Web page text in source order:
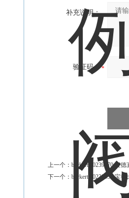
补充说明：
验证码：
上一个： burkert 00239070 宝
下一个： burkert 00238939 宝德